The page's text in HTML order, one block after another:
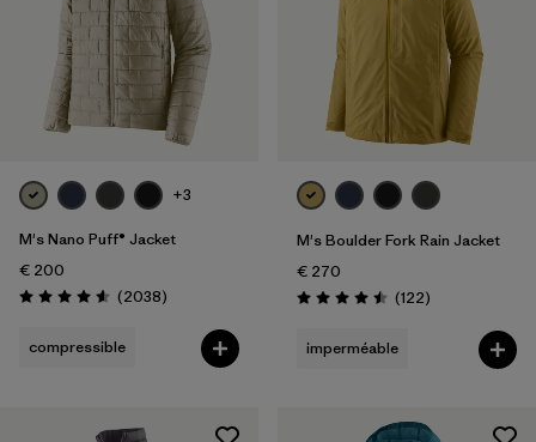
+3
M's Nano Puff® Jacket
€ 200
Évaluation: 4.6 / 5(2038Avis
)
compressible
M's Boulder Fork Rain Jacket
€ 270
Évaluation: 4.5 / 5
(122Avis
)
imperméable